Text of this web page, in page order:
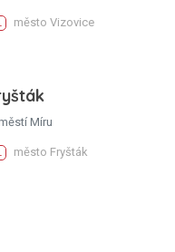
město Vizovice
Míru
město Fryšták